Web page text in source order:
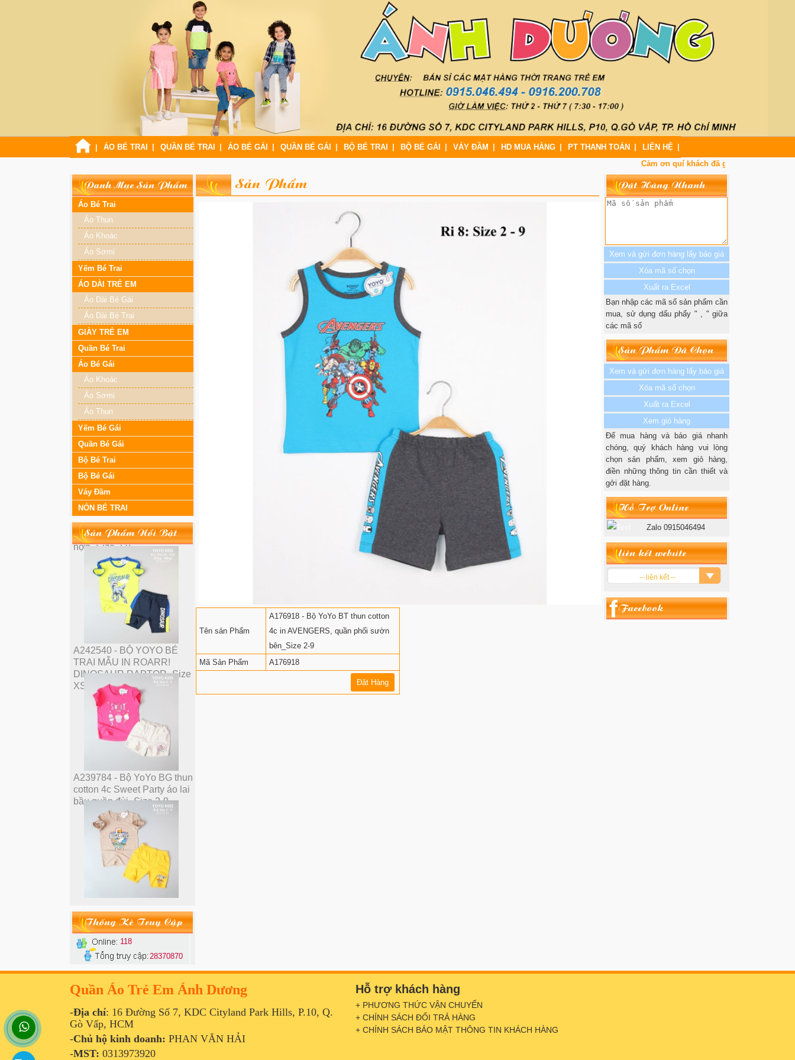
ÁO BÉ TRAI QUẦN BÉ TRAI ÁO BÉ GÁI QUẦN BÉ GÁI BỘ BÉ TRAI BỘ BÉ GÁI VÁY ĐẦM HD MUA HÀNG PT THANH TOÁN
LIÊN HỆ
Cảm ơn quí khách đã ghé xem website và
Danh Mục Sản Phẩm
Áo Bé Trai
Áo Thun
Áo Khoác
Áo Sơmi
Yếm Bé Trai
ÁO DÀI TRẺ EM
Áo Dài Bé Gái
Áo Dài Bé Trai
GIÀY TRẺ EM
Quần Bé Trai
Áo Bé Gái
Áo Khoác
Áo Sơmi
Áo Thun
Yếm Bé Gái
Quần Bé Gái
Bộ Bé Trai
Bộ Bé Gái
Váy Đầm
NÓN BÉ TRAI
Sản Phẩm Nổi Bật
A242539 - BỘ BÉ TRAI
MẪU IN ROARR!
DINOSAUR RAPTOR_Size
XS-XXl
A292249 - Bộ YoYo BT thun
cotton 4c in hình tổng
hợp_Size 2-9
A242540 - BỘ YOYO BÉ
TRAI MẪU IN ROARR!
DINOSAUR RAPTOR_Size
XS-XXl
A239784 - Bộ YoYo BG thun
cotton 4c Sweet Party áo lai
bầu quần đùi_Size 2-9
A230637 - Bộ YoYo BT thun
logo COSMIC LAGER_Size
2-9
A224404 - Bộ BT YoYo áo
thun cotton 4c HAWAIIAN
SURFING quần thun cotton
Thống Kê Truy Cập
118
28370870
Sản Phẩm
Tên sản Phẩm
A176918 - Bộ YoYo BT thun cotton
4c in AVENGERS, quần phối sườn
bên_Size 2-9
Mã Sản Phẩm
A176918
Đặt Hàng
Đặt Hàng Nhanh
Xem và gửi đơn hàng lấy báo giá
Xóa mã số chọn
Xuất ra Excel
Bạn nhập các mã số sản phẩm cần
mua, sử dụng dấu phẩy " , " giữa
các mã số
Sản Phẩm Đã Chọn
Xem và gửi đơn hàng lấy báo giá
Xóa mã số chọn
Xuất ra Excel
Xem giỏ hàng
Để mua hàng và báo giá nhanh
chóng, quý khách hàng vui lòng
chọn sản phẩm, xem giỏ hàng,
điền những thông tin cần thiết và
gởi đặt hàng.
Hỗ Trợ Online
Zalo 0915046494
liên kết website
-- liên kết --
Facebook
Quần Áo Trẻ Em Ánh Dương
-Địa chỉ: 16 Đường Số 7, KDC Cityland Park Hills, P.10, Q.
Gò Vấp, HCM
-Chủ hộ kinh doanh: PHAN VĂN HẢI
-MST: 0313973920
Hỗ trợ khách hàng
+ PHƯƠNG THỨC VẬN CHUYỂN
+ CHÍNH SÁCH ĐỔI TRẢ HÀNG
+ CHÍNH SÁCH BẢO MẬT THÔNG TIN KHÁCH HÀNG